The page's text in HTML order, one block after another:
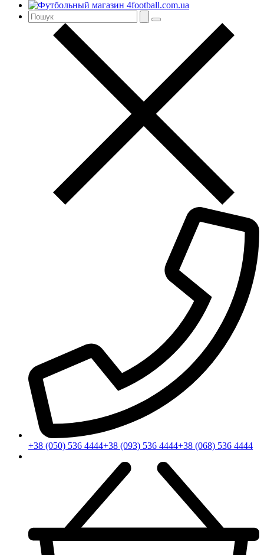
+38 (050) 536 4444+38 (093) 536 4444+38 (068) 536 4444